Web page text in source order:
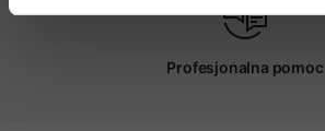
Profesjonalna pomoc